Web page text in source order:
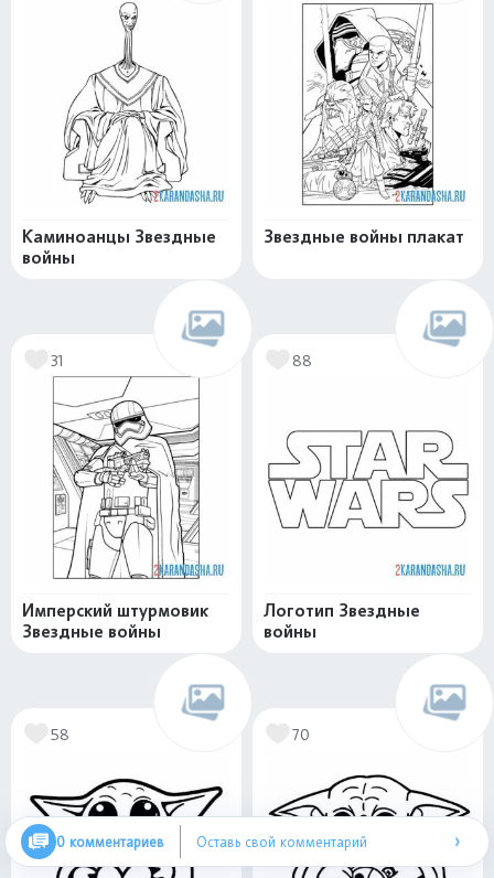
Каминоанцы Звездные
войны
Звездные войны плакат
31
Имперский штурмовик
Звездные войны
88
Логотип Звездные
войны
58 70
0 комментариев Оставь свой комментарий ›